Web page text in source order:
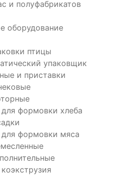
и полуфабрикатов
оборудование
птицы
упаковщик
и приставки
формовки хлеба
формовки мяса